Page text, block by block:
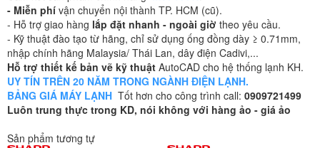
- Miễn phí vận chuyển nội thành TP. HCM (cũ).
- Hỗ trợ giao hàng lắp đặt nhanh - ngoài giờ theo yêu cầu.
- Kỹ thuật đào tạo từ hãng, chỉ sử dụng ống đồng dày ≥ 0.71mm,
nhập chính hãng Malaysia/ Thái Lan, dây điện Cadivi,...
Hỗ trợ thiết kế bản vẽ kỹ thuật AutoCAD cho hệ thống lạnh KH.
UY TÍN TRÊN 20 NĂM TRONG NGÀNH ĐIỆN LẠNH.
BẢNG GIÁ MÁY LẠNH Tốt hơn cho công trình call: 0909721499
Luôn trung thực trong KD, nói không với hàng ảo - giá ảo
Sản phẩm tương tự